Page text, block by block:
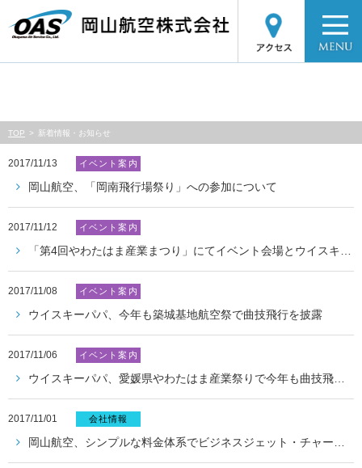
TOP 新着情報・お知らせ
2017/11/13 イベント案内
岡山航空、「岡南飛行場祭り」への参加について
2017/11/12 イベント案内
「第4回やわたはま産業まつり」にてイベント会場とウイスキーパパの記念撮影実施
2017/11/08 イベント案内
ウイスキーパパ、今年も築城基地航空祭で曲技飛行を披露
2017/11/06 イベント案内
ウイスキーパパ、愛媛県やわたはま産業祭りで今年も曲技飛行を披露
2017/11/01 会社情報
岡山航空、シンプルな料金体系でビジネスジェット・チャーターサービスの販売開始